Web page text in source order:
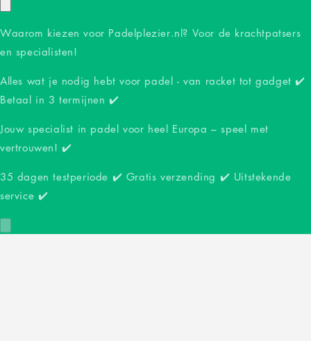
Waarom kiezen voor Padelplezier.nl? Voor de krachtpatsers
en specialisten!
Alles wat je nodig hebt voor padel - van racket tot gadget ✔️
Betaal in 3 termijnen ✔️
Jouw specialist in padel voor heel Europa – speel met
vertrouwen! ✔️
35 dagen testperiode ✔️ Gratis verzending ✔️ Uitstekende
service ✔️